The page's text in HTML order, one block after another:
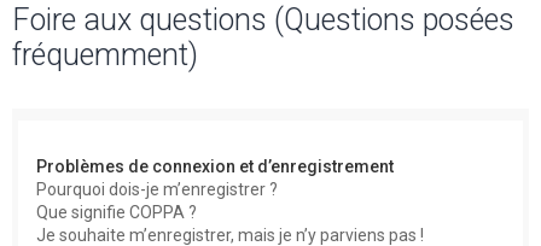
Foire aux questions (Questions posées
fréquemment)
Problèmes de connexion et d’enregistrement
Pourquoi dois-je m’enregistrer ?
Que signifie COPPA ?
Je souhaite m’enregistrer, mais je n’y parviens pas !